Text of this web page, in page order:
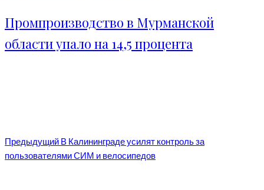
Промпроизводство в Мурманской
области упало на 14,5 процента
Предыдущий В Калининграде усилят контроль за
пользователями СИМ и велосипедов